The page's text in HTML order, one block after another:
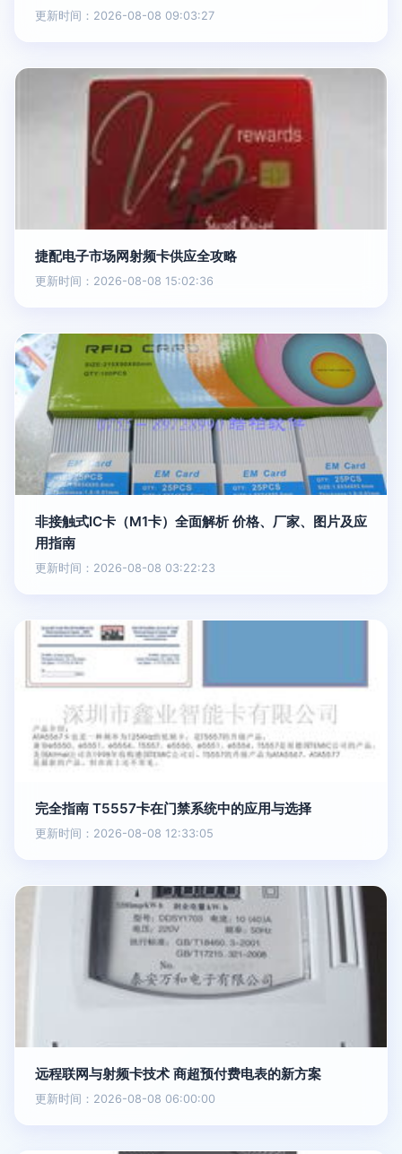
更新时间：2026-08-08 09:03:27
捷配电子市场网射频卡供应全攻略
更新时间：2026-08-08 15:02:36
非接触式IC卡（M1卡）全面解析 价格、厂家、图片及应
用指南
更新时间：2026-08-08 03:22:23
完全指南 T5557卡在门禁系统中的应用与选择
更新时间：2026-08-08 12:33:05
远程联网与射频卡技术 商超预付费电表的新方案
更新时间：2026-08-08 06:00:00